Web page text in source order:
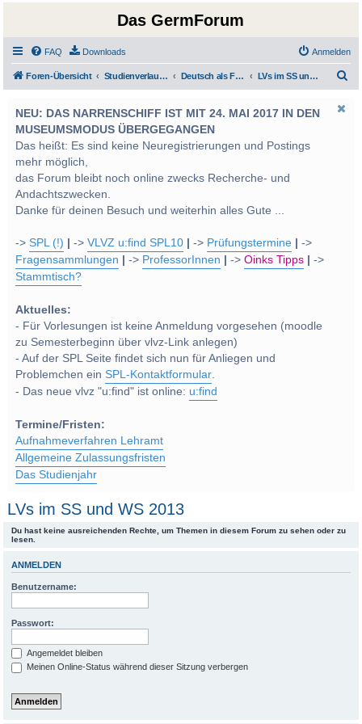
Das GermForum
FAQ Downloads Anmelden
Foren-Übersicht Studienverlauf Bachelor-/Masterstudien sowie UF Deutsch Deutsch als Fremd-/Zweitsprache LVs im SS und WS 2013
NEU: DAS NARRENSCHIFF IST MIT 24. MAI 2017 IN DEN
MUSEUMSMODUS ÜBERGEGANGEN
Das heißt: Es sind keine Neuregistrierungen und Postings
mehr möglich,
das Forum bleibt noch online zwecks Recherche- und
Andachtszwecken.
Danke für deinen Besuch und weiterhin alles Gute ...
->SPL (!) ->VLVZ u:find SPL10 -> Prüfungstermine
->
Fragensammlungen
-> ProfessorInnen ->Oinks Tipps
->
Stammtisch?
Aktuelles:
- Für Vorlesungen ist keine Anmeldung vorgesehen (moodle
zu Semesterbeginn über vlvz-Link anlegen)
- Auf der SPL Seite findet sich nun für Anliegen und
Problemchen einSPL-Kontaktformular.
- Das neue vlvz "u:find" ist online: u:find
Termine/Fristen:
Aufnahmeverfahren Lehramt
Allgemeine Zulassungsfristen
Das Studienjahr
LVs im SS und WS 2013
Du hast keine ausreichenden Rechte, um Themen in diesem Forum zu sehen oder zu
lesen.
ANMELDEN
Benutzername:
Passwort:
Angemeldet bleiben
Meinen Online-Status während dieser Sitzung verbergen